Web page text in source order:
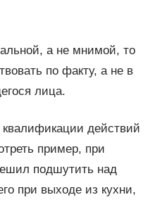
а не мнимой, то
по факту, а не в
лица.
действий
пример, при
подшутить над
при выходе из кухни,